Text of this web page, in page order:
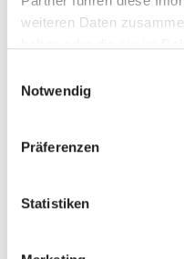
weiteren Daten
Notwendig
Präferenzen
Statistiken
Android Auto